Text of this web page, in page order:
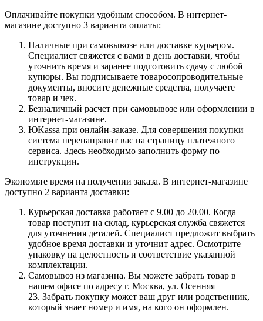
Оплачивайте покупки удобным способом. В интернет-
магазине доступно 3 варианта оплаты:
Наличные при самовывозе или доставке курьером.
Специалист свяжется с вами в день доставки, чтобы
уточнить время и заранее подготовить сдачу с любой
купюры. Вы подписываете товаросопроводительные
документы, вносите денежные средства, получаете
товар и чек.
Безналичный расчет при самовывозе или оформлении в
интернет-магазине.
ЮKassa при онлайн-заказе. Для совершения покупки
система перенаправит вас на страницу платежного
сервиса. Здесь необходимо заполнить форму по
инструкции.
Экономьте время на получении заказа. В интернет-магазине
доступно 2 варианта доставки:
Курьерская доставка работает с 9.00 до 20.00. Когда
товар поступит на склад, курьерская служба свяжется
для уточнения деталей. Специалист предложит выбрать
удобное время доставки и уточнит адрес. Осмотрите
упаковку на целостность и соответствие указанной
комплектации.
Самовывоз из магазина. Вы можете забрать товар в
нашем офисе по адресу г. Москва, ул. Осенняя
23. Забрать покупку может ваш друг или родственник,
который знает номер и имя, на кого он оформлен.